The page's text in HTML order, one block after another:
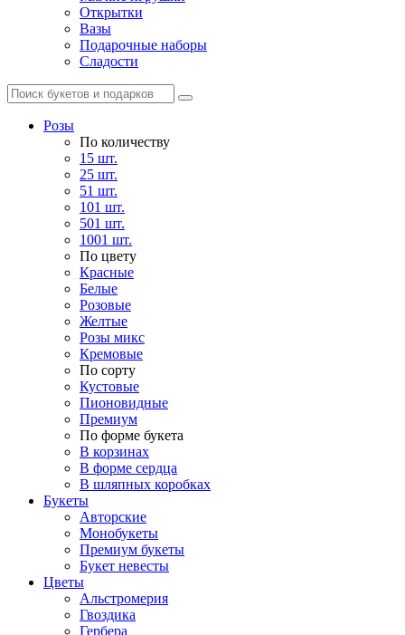
Открытки
Вазы
Подарочные наборы
Сладости
Розы
По количеству
15 шт.
25 шт.
51 шт.
101 шт.
501 шт.
1001 шт.
По цвету
Красные
Белые
Розовые
Желтые
Розы микс
Кремовые
По сорту
Кустовые
Пионовидные
Премиум
По форме букета
В корзинах
В форме сердца
В шляпных коробках
Букеты
Авторские
Монобукеты
Премиум букеты
Букет невесты
Цветы
Альстромерия
Гвоздика
Гербера